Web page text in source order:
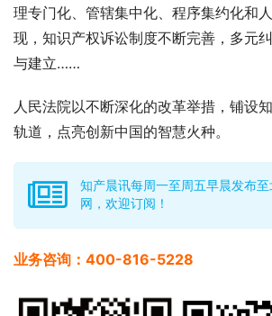
理专门化、管辖集中化、程序集约化和
现，知识产权诉讼制度不断完善，多元
与建立……
人民法院以不断深化的改革举措，铺设
轨道，点亮创新中国的智慧火种。
知产晨讯每周一至周五早晨发布
网，欢迎订阅！
业务咨询： 400-816-5228